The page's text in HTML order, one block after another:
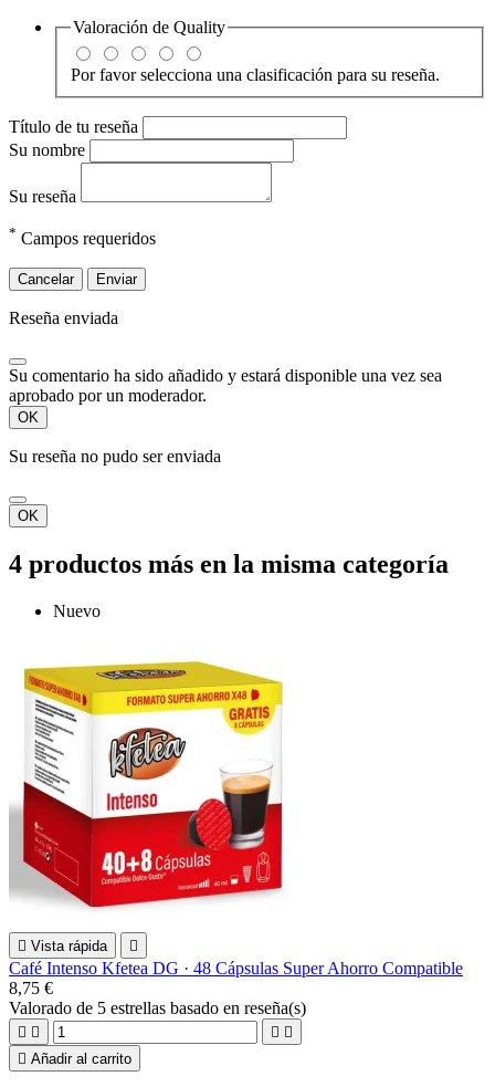
Valoración de Quality
Por favor selecciona una clasificación para su reseña.
Título de tu reseña
Su nombre
Su reseña
* Campos requeridos
Cancelar Enviar
Reseña enviada
Su comentario ha sido añadido y estará disponible una vez sea
aprobado por un moderador.
OK
Su reseña no pudo ser enviada
OK
4 productos más en la misma categoría
Nuevo
 Vista rápida 
Café Intenso Kfetea DG · 48 Cápsulas Super Ahorro Compatible
8,75 €
Valorado de 5 estrellas basado en reseña(s)
   
 Añadir al carrito